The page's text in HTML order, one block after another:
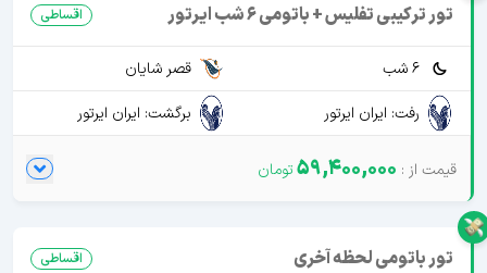
تور ترکیبی تفلیس + باتومی 6 شب ایرتور اقساطی
6 شب
قصر شایان
رفت: ایران ایرتور
برگشت: ایران ایرتور
59,400,000
تور باتومی لحظه آخری اقساطی